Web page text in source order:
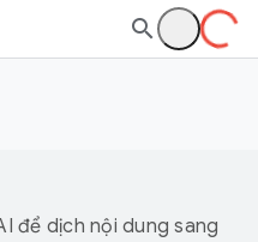
để dịch nội dung sang